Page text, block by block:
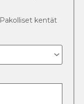
Pakolliset kentät